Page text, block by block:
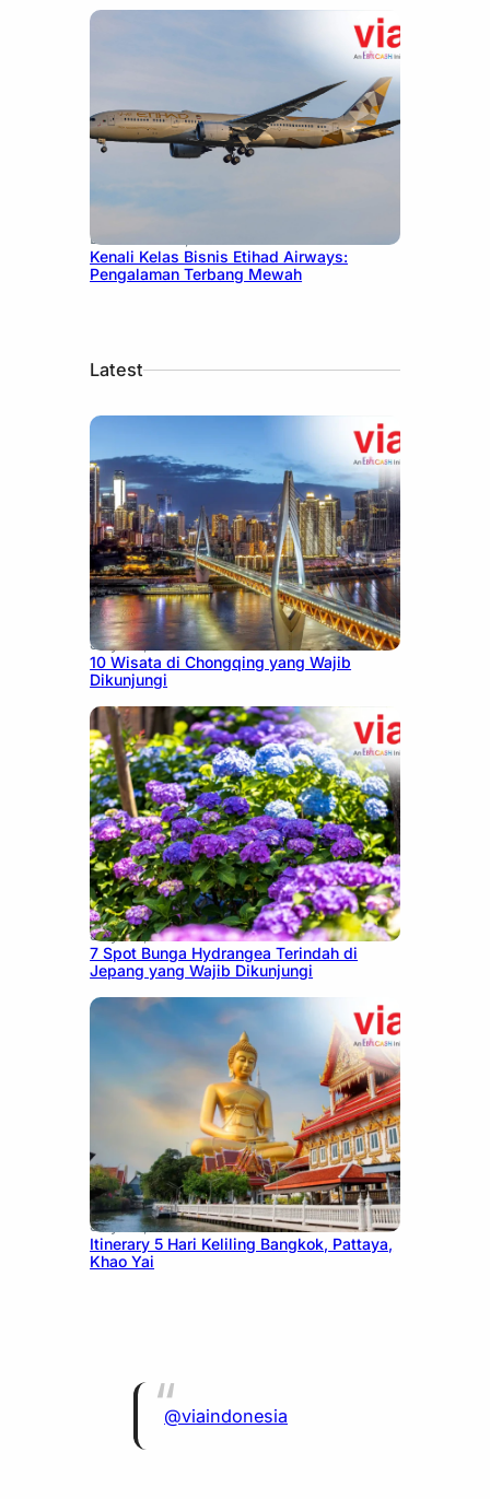
December 27, 2024
Kenali Kelas Bisnis Etihad Airways:
Pengalaman Terbang Mewah
Latest
July 30, 2026
10 Wisata di Chongqing yang Wajib
Dikunjungi
July 23, 2026
7 Spot Bunga Hydrangea Terindah di
Jepang yang Wajib Dikunjungi
July 20, 2026
Itinerary 5 Hari Keliling Bangkok, Pattaya,
Khao Yai
@viaindonesia